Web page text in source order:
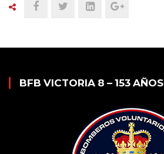
BFB VICTORIA 8 – 153 AÑOS